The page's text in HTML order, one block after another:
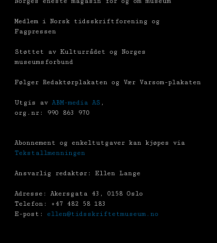
Medlem i Norsk tidsskriftforening og
Fagpressen
Støttet av Kulturrådet og Norges
museumsforbund
Følger Redaktørplakaten og Vær Varsom-plakaten
Utgis av ABM-media AS ,
org.nr: 990 863 970
Abonnement og enkeltutgaver kan kjøpes via
Tekstallmenningen
Ansvarlig redaktør: Ellen Lange
Adresse: Akersgata 43, 0158 Oslo
Telefon: +47 482 58 183
E-post: ellen@tidsskriftetmuseum.no